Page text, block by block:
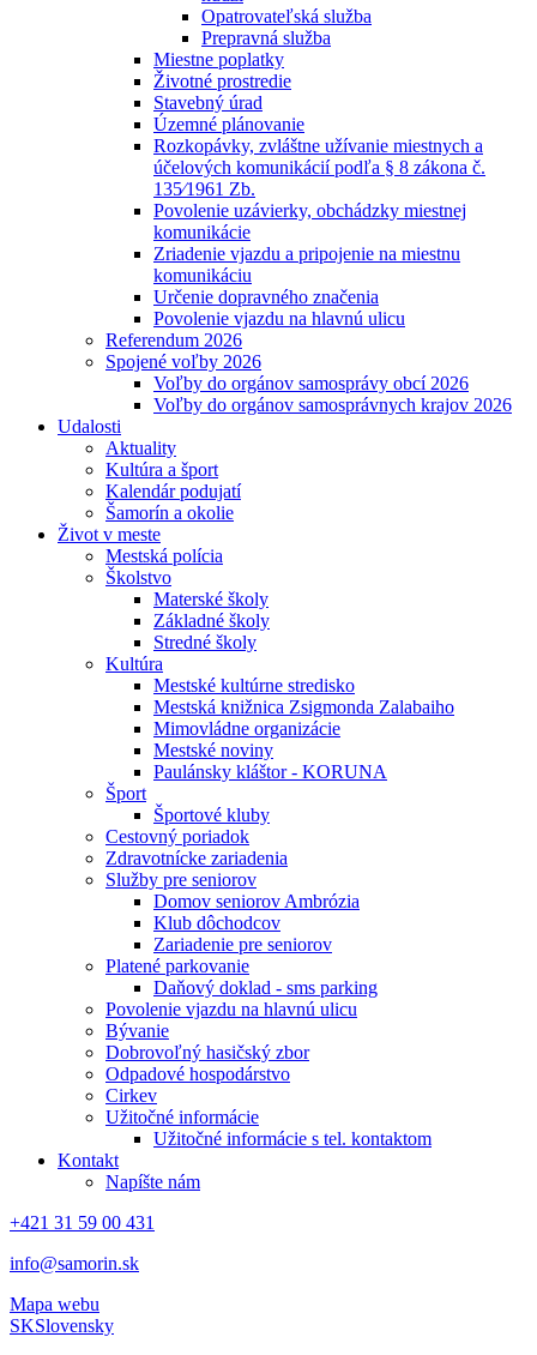
Opatrovateľská služba
Prepravná služba
Miestne poplatky
Životné prostredie
Stavebný úrad
Územné plánovanie
Rozkopávky, zvláštne užívanie miestnych a
účelových komunikácií podľa § 8 zákona č.
135⁄1961 Zb.
Povolenie uzávierky, obchádzky miestnej
komunikácie
Zriadenie vjazdu a pripojenie na miestnu
komunikáciu
Určenie dopravného značenia
Povolenie vjazdu na hlavnú ulicu
Referendum 2026
Spojené voľby 2026
Voľby do orgánov samosprávy obcí 2026
Voľby do orgánov samosprávnych krajov 2026
Udalosti
Aktuality
Kultúra a šport
Kalendár podujatí
Šamorín a okolie
Život v meste
Mestská polícia
Školstvo
Materské školy
Základné školy
Stredné školy
Kultúra
Mestské kultúrne stredisko
Mestská knižnica Zsigmonda Zalabaiho
Mimovládne organizácie
Mestské noviny
Paulánsky kláštor - KORUNA
Šport
Športové kluby
Cestovný poriadok
Zdravotnícke zariadenia
Služby pre seniorov
Domov seniorov Ambrózia
Klub dôchodcov
Zariadenie pre seniorov
Platené parkovanie
Daňový doklad - sms parking
Povolenie vjazdu na hlavnú ulicu
Bývanie
Dobrovoľný hasičský zbor
Odpadové hospodárstvo
Cirkev
Užitočné informácie
Užitočné informácie s tel. kontaktom
Kontakt
Napíšte nám
+421 31 59 00 431
info@samorin.sk
Mapa webu
SKSlovensky